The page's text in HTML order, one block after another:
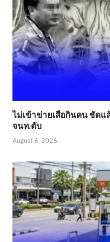
ไม่เข้าข่าย​เสือกินคน ชัดแ
จนท.ดับ
August 6, 2026